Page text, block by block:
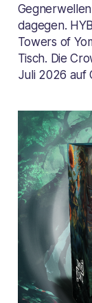
dagegen.
Towers of
Tisch. Die
Juli 2026 auf